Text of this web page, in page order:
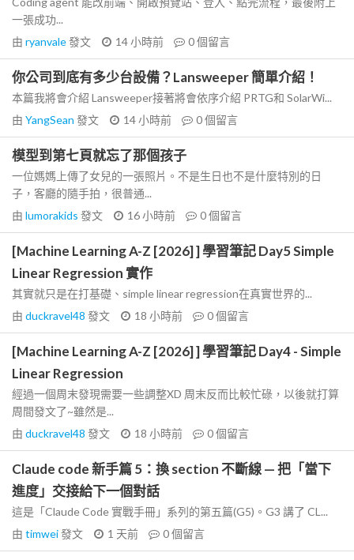
一張成功...
由 ryanvale發文 14 小時前 0個留言
你公司到底有多少台設備？Lansweeper 簡單介紹！
本篇我將會介紹 Lansweeper接著將會依序介紹 PRTG和 SolarWi...
由 YangSean 發文 14 小時前 0個留言
模型到第七頁就忘了那個孩子
一位媽媽上傳了女兒的一張照片。不是生日也不是什麼特別的日
子，客廳的隨手拍，很普通...
由 lumorakids 發文 16 小時前 0個留言
[Machine Learning A-Z [2026] ] 學習筆記 Day5 Simple
Linear Regression 實作
其實就只是在打基礎、simple linear regression在真實世界的...
由 duckravel48 發文 18 小時前 0個留言
[Machine Learning A-Z [2026] ] 學習筆記 Day4 - Simple
Linear Regression
經過一個周末發現需要一些調整XD 周末反而比較忙碌，以後就打算
周間發文了~雖然是...
由 duckravel48 發文 18 小時前 0個留言
Claude code 新手篇 5：換 section 不斷線 — 把「當下
進度」交接給下一個對話
這是「Claude Code 實戰手冊」系列的第五篇(G5)。G3 講了 CL...
由 timwei發文 1 天前 0個留言